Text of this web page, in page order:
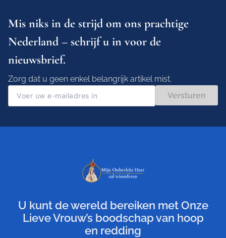
Mis niks in de strijd om ons prachtige
Nederland – schrijf u in voor de
nieuwsbrief.
Zorg dat u geen enkel belangrijk artikel mist.
Versturen
U kunt de wereld bereiken met Onze
Lieve Vrouw’s boodschap van hoop
en redding